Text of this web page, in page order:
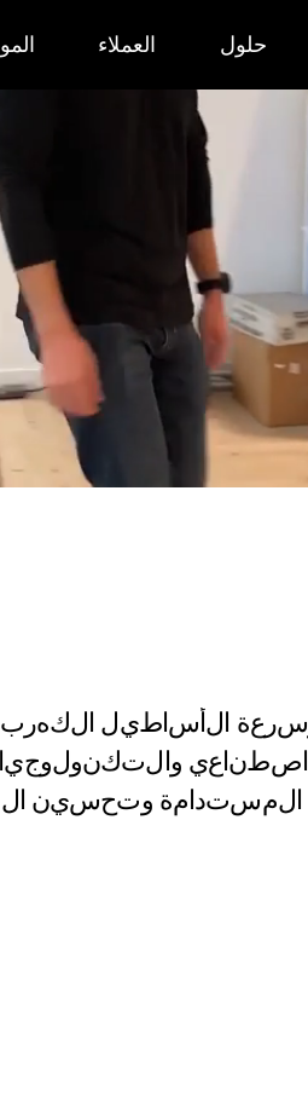
حلول العملاء
سرعة الأساطيل الكهرب
اصطناعي والتكنولوجيا
المستدامة وتحسين ال